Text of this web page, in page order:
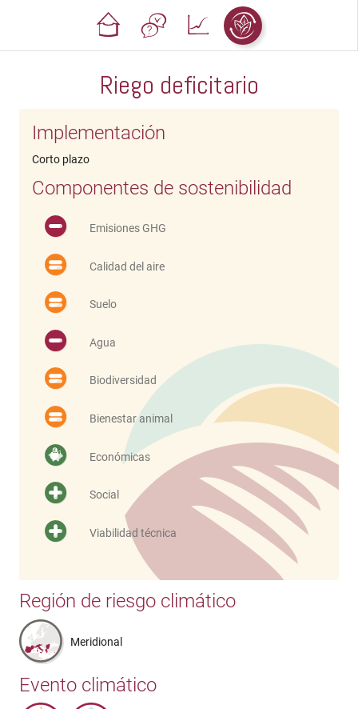
Riego deficitario
Implementación
Corto plazo
Componentes de sostenibilidad
Emisiones GHG
Calidad del aire
Suelo
Agua
Biodiversidad
Bienestar animal
Económicas
Social
Viabilidad técnica
Región de riesgo climático
Meridional
Evento climático